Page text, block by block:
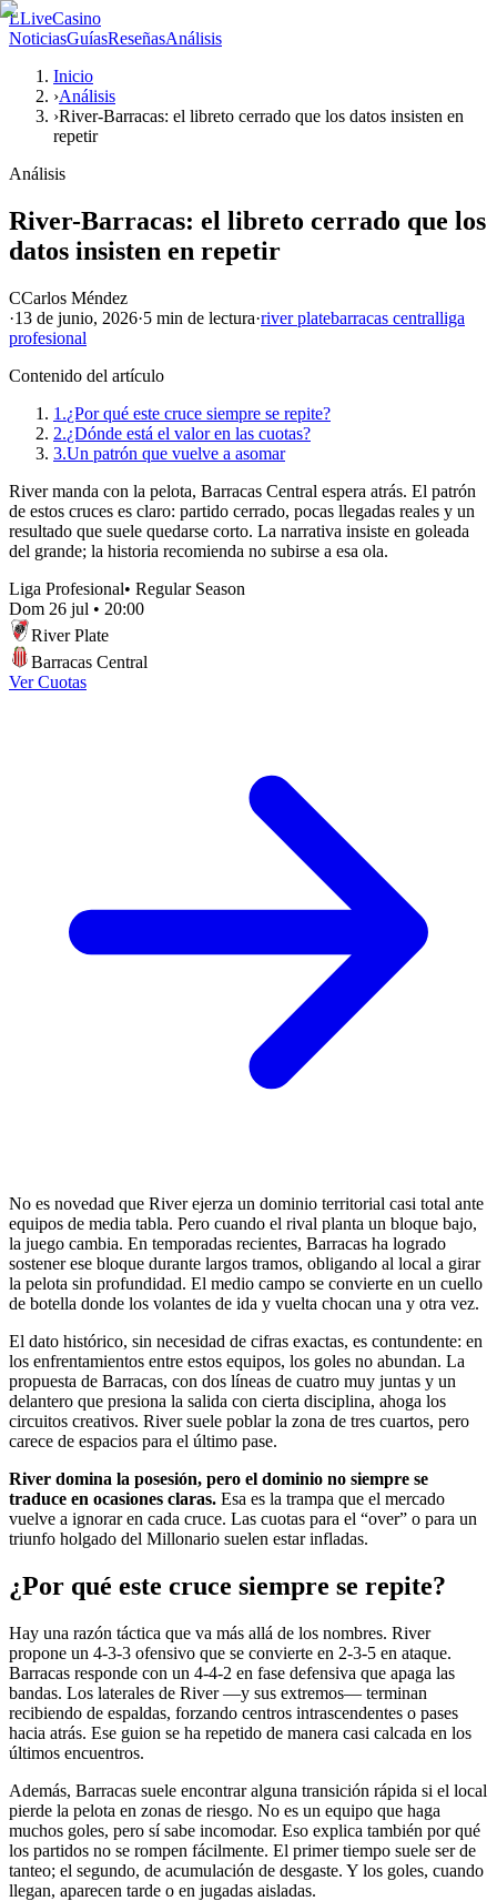
LLiveCasino
NoticiasGuíasReseñasAnálisis
Inicio
›Análisis
›River-Barracas: el libreto cerrado que los datos insisten en
repetir
Análisis
River-Barracas: el libreto cerrado que los
datos insisten en repetir
CCarlos Méndez
·13 de junio, 2026·5 min de lectura·river platebarracas centralliga
profesional
Contenido del artículo
1.¿Por qué este cruce siempre se repite?
2.¿Dónde está el valor en las cuotas?
3.Un patrón que vuelve a asomar
River manda con la pelota, Barracas Central espera atrás. El patrón
de estos cruces es claro: partido cerrado, pocas llegadas reales y un
resultado que suele quedarse corto. La narrativa insiste en goleada
del grande; la historia recomienda no subirse a esa ola.
Liga Profesional• Regular Season
Dom 26 jul • 20:00
River Plate
Barracas Central
Ver Cuotas
No es novedad que River ejerza un dominio territorial casi total ante
equipos de media tabla. Pero cuando el rival planta un bloque bajo,
la juego cambia. En temporadas recientes, Barracas ha logrado
sostener ese bloque durante largos tramos, obligando al local a girar
la pelota sin profundidad. El medio campo se convierte en un cuello
de botella donde los volantes de ida y vuelta chocan una y otra vez.
El dato histórico, sin necesidad de cifras exactas, es contundente: en
los enfrentamientos entre estos equipos, los goles no abundan. La
propuesta de Barracas, con dos líneas de cuatro muy juntas y un
delantero que presiona la salida con cierta disciplina, ahoga los
circuitos creativos. River suele poblar la zona de tres cuartos, pero
carece de espacios para el último pase.
River domina la posesión, pero el dominio no siempre se
traduce en ocasiones claras. Esa es la trampa que el mercado
vuelve a ignorar en cada cruce. Las cuotas para el “over” o para un
triunfo holgado del Millonario suelen estar infladas.
¿Por qué este cruce siempre se repite?
Hay una razón táctica que va más allá de los nombres. River
propone un 4-3-3 ofensivo que se convierte en 2-3-5 en ataque.
Barracas responde con un 4-4-2 en fase defensiva que apaga las
bandas. Los laterales de River —y sus extremos— terminan
recibiendo de espaldas, forzando centros intrascendentes o pases
hacia atrás. Ese guion se ha repetido de manera casi calcada en los
últimos encuentros.
Además, Barracas suele encontrar alguna transición rápida si el local
pierde la pelota en zonas de riesgo. No es un equipo que haga
muchos goles, pero sí sabe incomodar. Eso explica también por qué
los partidos no se rompen fácilmente. El primer tiempo suele ser de
tanteo; el segundo, de acumulación de desgaste. Y los goles, cuando
llegan, aparecen tarde o en jugadas aisladas.